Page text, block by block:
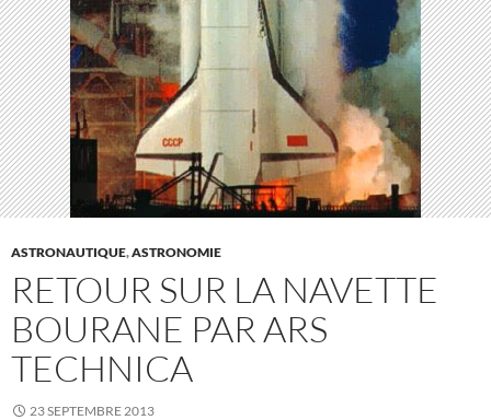
ASTRONAUTIQUE,ASTRONOMIE
RETOUR SUR LA NAVETTE
BOURANE PAR ARS
TECHNICA
23 SEPTEMBRE 2013